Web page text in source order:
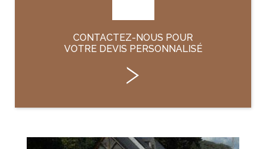
CONTACTEZ-NOUS POUR
VOTRE DEVIS PERSONNALISÉ